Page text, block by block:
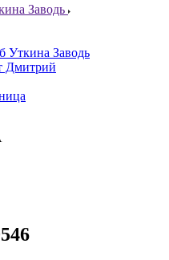
Заводь
Уткина Заводь
Дмитрий